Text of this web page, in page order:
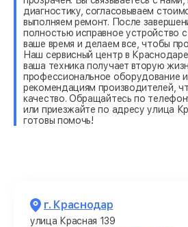
диагностику, согласовываем
выполняем ремонт. После
полностью исправное устройство
ваше время и делаем все, чтобы
Наш сервисный центр в
ваша техника получает вторую
профессиональное оборудование
рекомендациям производителей,
качество. Обращайтесь по
или приезжайте по адресу улица
готовы помочь!
г. Краснодар
улица Красная 139